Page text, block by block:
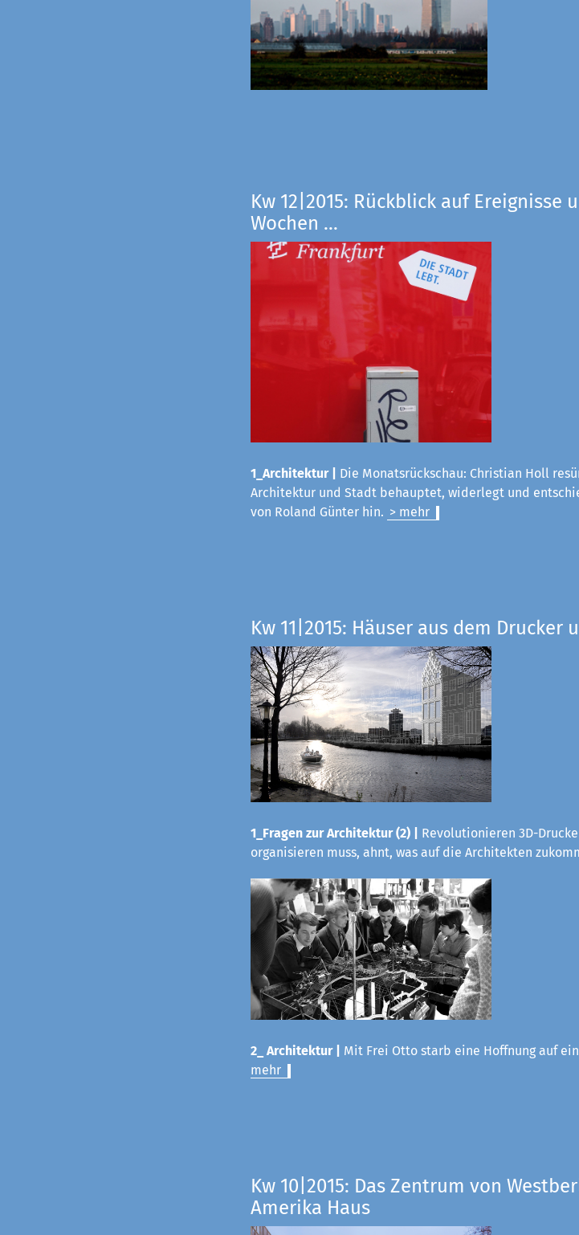
Kw 12|2015: Rückblick auf Ereignisse
Wochen ...
1_Architektur|
Die Monatsrückschau: Christian Holl
Architektur und Stadt behauptet, widerlegt und
von Roland Günter hin. > mehr
Kw 11|2015: Häuser aus dem
1_Fragen zur Architektur (2) |
Revolutionieren 3D-
organisieren muss, ahnt, was auf die Architekten
2_ Architektur | Mit Frei Otto starb eine Hoffnung auf
mehr
Kw 10|2015: Das Zentrum von
Amerika Haus